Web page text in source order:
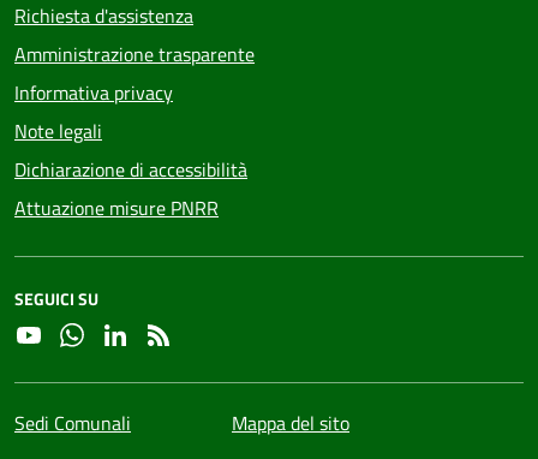
Richiesta d'assistenza
Amministrazione trasparente
Informativa privacy
Note legali
Dichiarazione di accessibilità
Attuazione misure PNRR
SEGUICI SU
YouTubeWhatsapp
Linkedin
Sedi Comunali Mappa del sito